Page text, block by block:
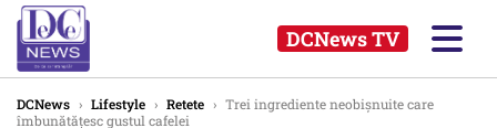
DCNews TV
DCNews › Lifestyle › Retete › Trei ingrediente neobișnuite care
îmbunătățesc gustul cafelei